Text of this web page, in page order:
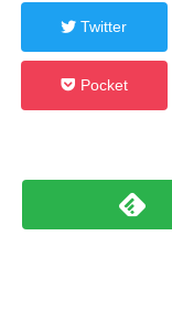
Twitter
Pocket